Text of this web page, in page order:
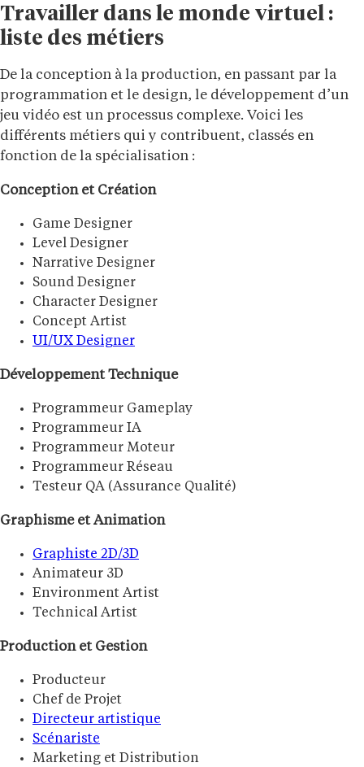
Travailler dans le monde virtuel :
liste des métiers
De la conception à la production, en passant par la
programmation et le design, le développement d’un
jeu vidéo est un processus complexe. Voici les
différents métiers qui y contribuent, classés en
fonction de la spécialisation :
Conception et Création
Game Designer
Level Designer
Narrative Designer
Sound Designer
Character Designer
Concept Artist
UI/UX Designer
Développement Technique
Programmeur Gameplay
Programmeur IA
Programmeur Moteur
Programmeur Réseau
Testeur QA (Assurance Qualité)
Graphisme et Animation
Graphiste 2D/3D
Animateur 3D
Environment Artist
Technical Artist
Production et Gestion
Producteur
Chef de Projet
Directeur artistique
Scénariste
Marketing et Distribution